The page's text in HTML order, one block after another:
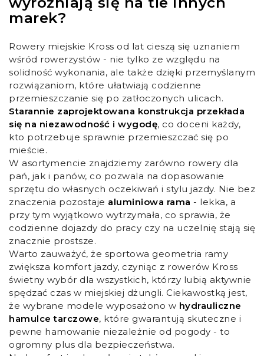
marek?
Rowery miejskie Kross od lat cieszą się uznaniem
wśród rowerzystów - nie tylko ze względu na
solidność wykonania, ale także dzięki przemyślanym
rozwiązaniom, które ułatwiają codzienne
przemieszczanie się po zatłoczonych ulicach.
Starannie zaprojektowana konstrukcja przekłada
się na niezawodność i wygodę, co doceni każdy,
kto potrzebuje sprawnie przemieszczać się po
mieście.
W asortymencie znajdziemy zarówno rowery dla
pań, jak i panów, co pozwala na dopasowanie
sprzętu do własnych oczekiwań i stylu jazdy. Nie bez
znaczenia pozostaje aluminiowa rama - lekka, a
przy tym wyjątkowo wytrzymała, co sprawia, że
codzienne dojazdy do pracy czy na uczelnię stają się
znacznie prostsze.
Warto zauważyć, że sportowa geometria ramy
zwiększa komfort jazdy, czyniąc z rowerów Kross
świetny wybór dla wszystkich, którzy lubią aktywnie
spędzać czas w miejskiej dżungli. Ciekawostką jest,
że wybrane modele wyposażono w hydrauliczne
hamulce tarczowe, które gwarantują skuteczne i
pewne hamowanie niezależnie od pogody - to
ogromny plus dla bezpieczeństwa.